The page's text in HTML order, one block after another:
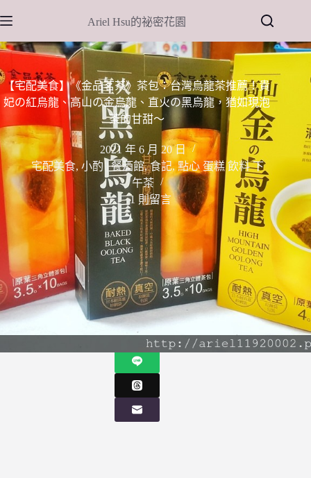
至
主
內
容
Ariel Hsu的祕密花園
【宅配美食】《金品茗茶》茶包：台灣烏龍茶推薦！貴
妃の紅烏龍、高山の金烏龍、直火の黑烏龍，猶如現泡
茶的甘甜～
2021 年 6 月 20 日
宅配美食,小酌 | 餐酒館,食記,點心 蛋糕 飲料 下
午茶
1 則留言